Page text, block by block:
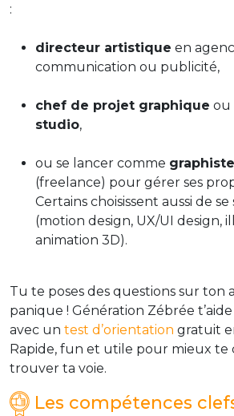
:
directeur artistique en
communication ou publicité,
chef de projet graphique ou
studio,
ou se lancer comme
(freelance) pour gérer ses
Certains choisissent aussi de se
(motion design, UX/UI design,
animation 3D).
Tu te poses des questions sur ton
panique ! Génération Zébrée
avec un test d’orientation gratuit
Rapide, fun et utile pour mieux te
trouver ta voie.
Les compétences